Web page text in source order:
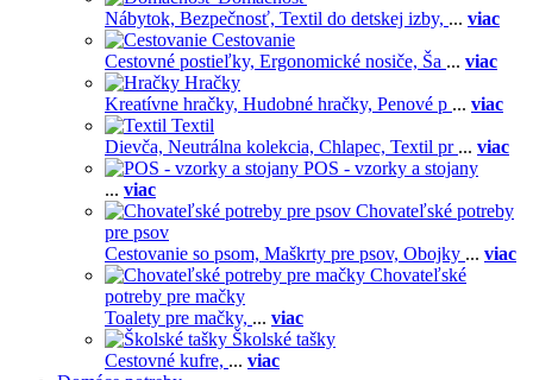
Nábytok, Bezpečnosť, Textil do detskej izby, ... viac
Cestovanie
Cestovné postieľky, Ergonomické nosiče, Ša ... viac
Hračky
Kreatívne hračky, Hudobné hračky, Penové p ... viac
Textil
Dievča, Neutrálna kolekcia, Chlapec, Textil pr ... viac
POS - vzorky a stojany
... viac
Chovateľské potreby
pre psov
Cestovanie so psom, Maškrty pre psov, Obojky ... viac
Chovateľské
potreby pre mačky
Toalety pre mačky, ... viac
Školské tašky
Cestovné kufre, ... viac